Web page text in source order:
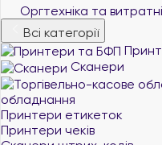
Оргтехніка та
Всі категорії
Сканери
обладнання
Принтери етикеток
Принтери чеків